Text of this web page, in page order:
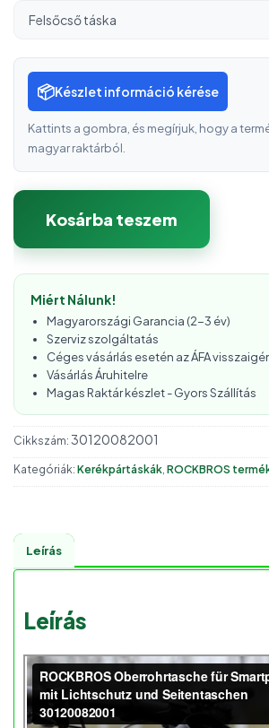
Felsőcső táska
📦Készlet információ kérése
Kattints a gombra, és megírjuk, hogy a
magyar raktárból.
Kosárba teszem
Miért Nálunk!
Magyarországi Garancia (2-3 év)
Szerviz szolgáltatás
Céges vásárlás esetén az ÁFA
Vásárlás Áruhitelre
Magas Raktár készlet - Gyors Szállítás
Cikkszám: 30120082001
Kategóriák: Kerékpártáskák, ROCKBROS
Leírás
Leírás